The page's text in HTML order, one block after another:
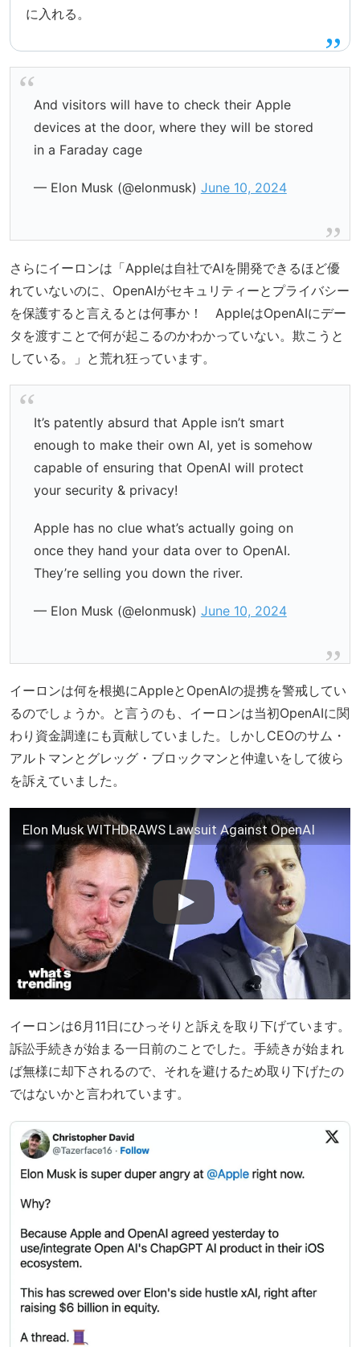
に入れる。
And visitors will have to check their Apple
devices at the door, where they will be stored
in a Faraday cage
— Elon Musk (@elonmusk) June 10, 2024
さらにイーロンは「Appleは自社でAIを開発できるほど優
れていないのに、OpenAIがセキュリティーとプライバシー
を保護すると言えるとは何事か！ AppleはOpenAIにデー
タを渡すことで何が起こるのかわかっていない。欺こうと
している。」と荒れ狂っています。
It’s patently absurd that Apple isn’t smart
enough to make their own AI, yet is somehow
capable of ensuring that OpenAI will protect
your security & privacy!
Apple has no clue what’s actually going on
once they hand your data over to OpenAI.
They’re selling you down the river.
— Elon Musk (@elonmusk) June 10, 2024
イーロンは何を根拠にAppleとOpenAIの提携を警戒してい
るのでしょうか。と言うのも、イーロンは当初OpenAIに関
わり資金調達にも貢献していました。しかしCEOのサム・
アルトマンとグレッグ・ブロックマンと仲違いをして彼ら
を訴えていました。
Elon Musk WITHDRAWS Lawsuit Against OpenAI
イーロンは6月11日にひっそりと訴えを取り下げています。
訴訟手続きが始まる一日前のことでした。手続きが始まれ
ば無様に却下されるので、それを避けるため取り下げたの
ではないかと言われています。